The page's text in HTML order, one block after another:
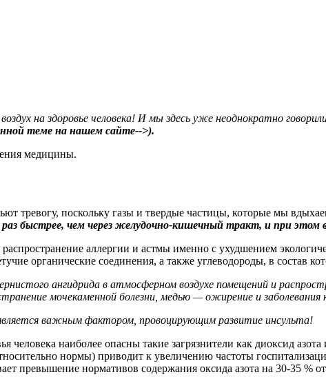
на здоровье человека! И мы здесь уже неоднократно
теме на нашем сайте-->).
медицины.
тревогу, поскольку газы и твердые частицы, которые мы
быстрее, чем через желудочно-кишечный тракт, и при этом
аллергии и астмы именно с ухудшением
органические соединения, а также углеводороды, в состав
ангидрида в атмосферном воздухе помещений и
мочекаменной болезни, медью — ожирение и
важным фактором, провоцирующим развитие инсульта!
наиболее опасны такие загрязнители как диоксид
нормы) приводит к увеличению частоты
превышение нормативов содержания оксида азота на 30-35 %